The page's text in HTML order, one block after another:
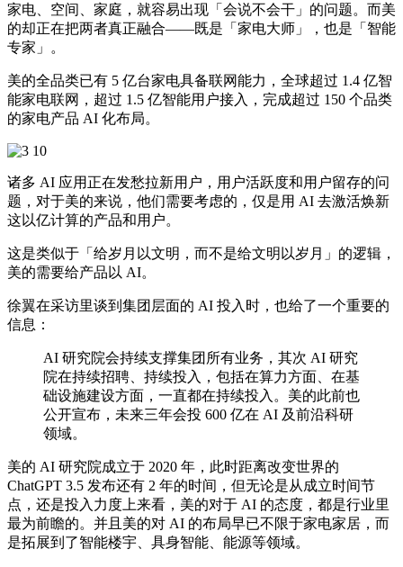
家电、空间、家庭，就容易出现「会说不会干」的问题。而美
的却正在把两者真正融合——既是「家电大师」，也是「智能
专家」。
美的全品类已有 5 亿台家电具备联网能力，全球超过 1.4 亿智
能家电联网，超过 1.5 亿智能用户接入，完成超过 150 个品类
的家电产品 AI 化布局。
诸多 AI 应用正在发愁拉新用户，用户活跃度和用户留存的问
题，对于美的来说，他们需要考虑的，仅是用 AI 去激活焕新
这以亿计算的产品和用户。
这是类似于「给岁月以文明，而不是给文明以岁月」的逻辑，
美的需要给产品以 AI。
徐翼在采访里谈到集团层面的 AI 投入时，也给了一个重要的
信息：
AI 研究院会持续支撑集团所有业务，其次 AI 研究
院在持续招聘、持续投入，包括在算力方面、在基
础设施建设方面，一直都在持续投入。美的此前也
公开宣布，未来三年会投 600 亿在 AI 及前沿科研
领域。
美的 AI 研究院成立于 2020 年，此时距离改变世界的
ChatGPT 3.5 发布还有 2 年的时间，但无论是从成立时间节
点，还是投入力度上来看，美的对于 AI 的态度，都是行业里
最为前瞻的。并且美的对 AI 的布局早已不限于家电家居，而
是拓展到了智能楼宇、具身智能、能源等领域。